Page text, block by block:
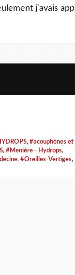
j'avais
, #acouphènes et
, #Menière - Hydrops,
, #Oreilles-Vertiges,